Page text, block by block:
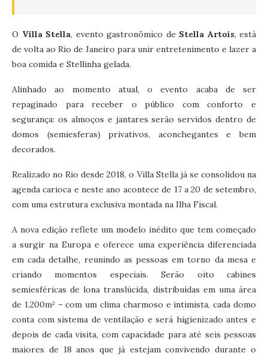
O Villa Stella, evento gastronômico de Stella Artois, está
de volta ao Rio de Janeiro para unir entretenimento e lazer a
boa comida e Stellinha gelada.
Alinhado ao momento atual, o evento acaba de ser
repaginado para receber o público com conforto e
segurança: os almoços e jantares serão servidos dentro de
domos (semiesferas) privativos, aconchegantes e bem
decorados.
Realizado no Rio desde 2018, o Villa Stella já se consolidou na
agenda carioca e neste ano acontece de 17 a 20 de setembro,
com uma estrutura exclusiva montada na Ilha Fiscal.
A nova edição reflete um modelo inédito que tem começado
a surgir na Europa e oferece uma experiência diferenciada
em cada detalhe, reunindo as pessoas em torno da mesa e
criando momentos especiais. Serão oito cabines
semiesféricas de lona translúcida, distribuídas em uma área
de 1.200m² – com um clima charmoso e intimista, cada domo
conta com sistema de ventilação e será higienizado antes e
depois de cada visita, com capacidade para até seis pessoas
maiores de 18 anos que já estejam convivendo durante o